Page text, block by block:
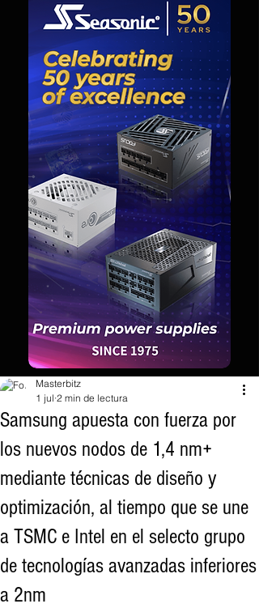
Samsung apuesta con fuerza por
los nuevos nodos de 1,4 nm+
mediante técnicas de diseño y
optimización, al tiempo que se une
a TSMC e Intel en el selecto grupo
de tecnologías avanzadas inferiores
a 2nm
Masterbitz
1 jul 2 min de lectura